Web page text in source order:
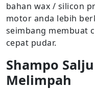
bahan wax / silicon
motor anda lebih
seimbang membuat
cepat pudar.
Shampo
Melimpah